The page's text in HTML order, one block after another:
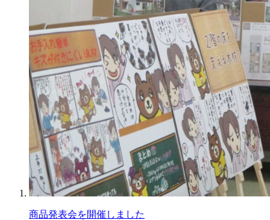
商品発表会を開催しました